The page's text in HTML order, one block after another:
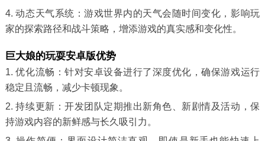
4. 动态天气系统：游戏世界内的天气会随时间变化，影响玩
家的探索路径和战斗策略，增添游戏的真实感和变化性。
巨大娘的玩耍安卓版优势
1. 优化流畅：针对安卓设备进行了深度优化，确保游戏运行
稳定且流畅，减少卡顿现象。
2. 持续更新：开发团队定期推出新角色、新剧情及活动，保
持游戏内容的新鲜感与长久吸引力。